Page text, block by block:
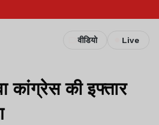
वीडियो Live
कांग्रेस की इफ्तार